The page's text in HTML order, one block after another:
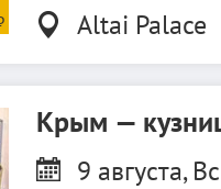
Altai Palace
Крым —
9 августа,